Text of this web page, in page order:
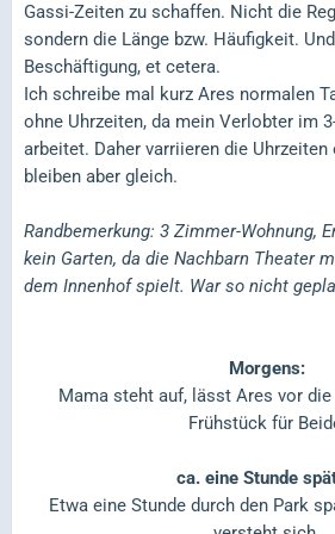
Gassi-Zeiten zu schaffen. Nicht die
sondern die Länge bzw. Häufigkeit.
Beschäftigung, et cetera.
Ich schreibe mal kurz Ares normalen
ohne Uhrzeiten, da mein Verlobter im
arbeitet. Daher varriieren die Uhrzeiten
bleiben aber gleich.
Randbemerkung: 3 Zimmer-Wohnung,
kein Garten, da die Nachbarn Theater
dem Innenhof spielt. War so nicht
Morgens:
Mama steht auf, lässt Ares vor die
Frühstück für
ca. eine Stunde
Etwa eine Stunde durch den Park